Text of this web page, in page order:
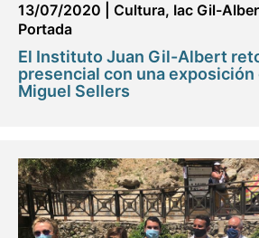
13/07/2020 Cultura, Iac Gil-
Portada
El Instituto Juan Gil-Albert
presencial con una
Miguel Sellers